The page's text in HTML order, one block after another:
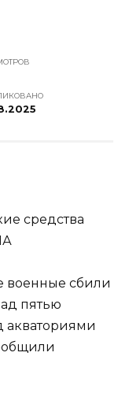
средства
военные сбили
пятью
акваториями